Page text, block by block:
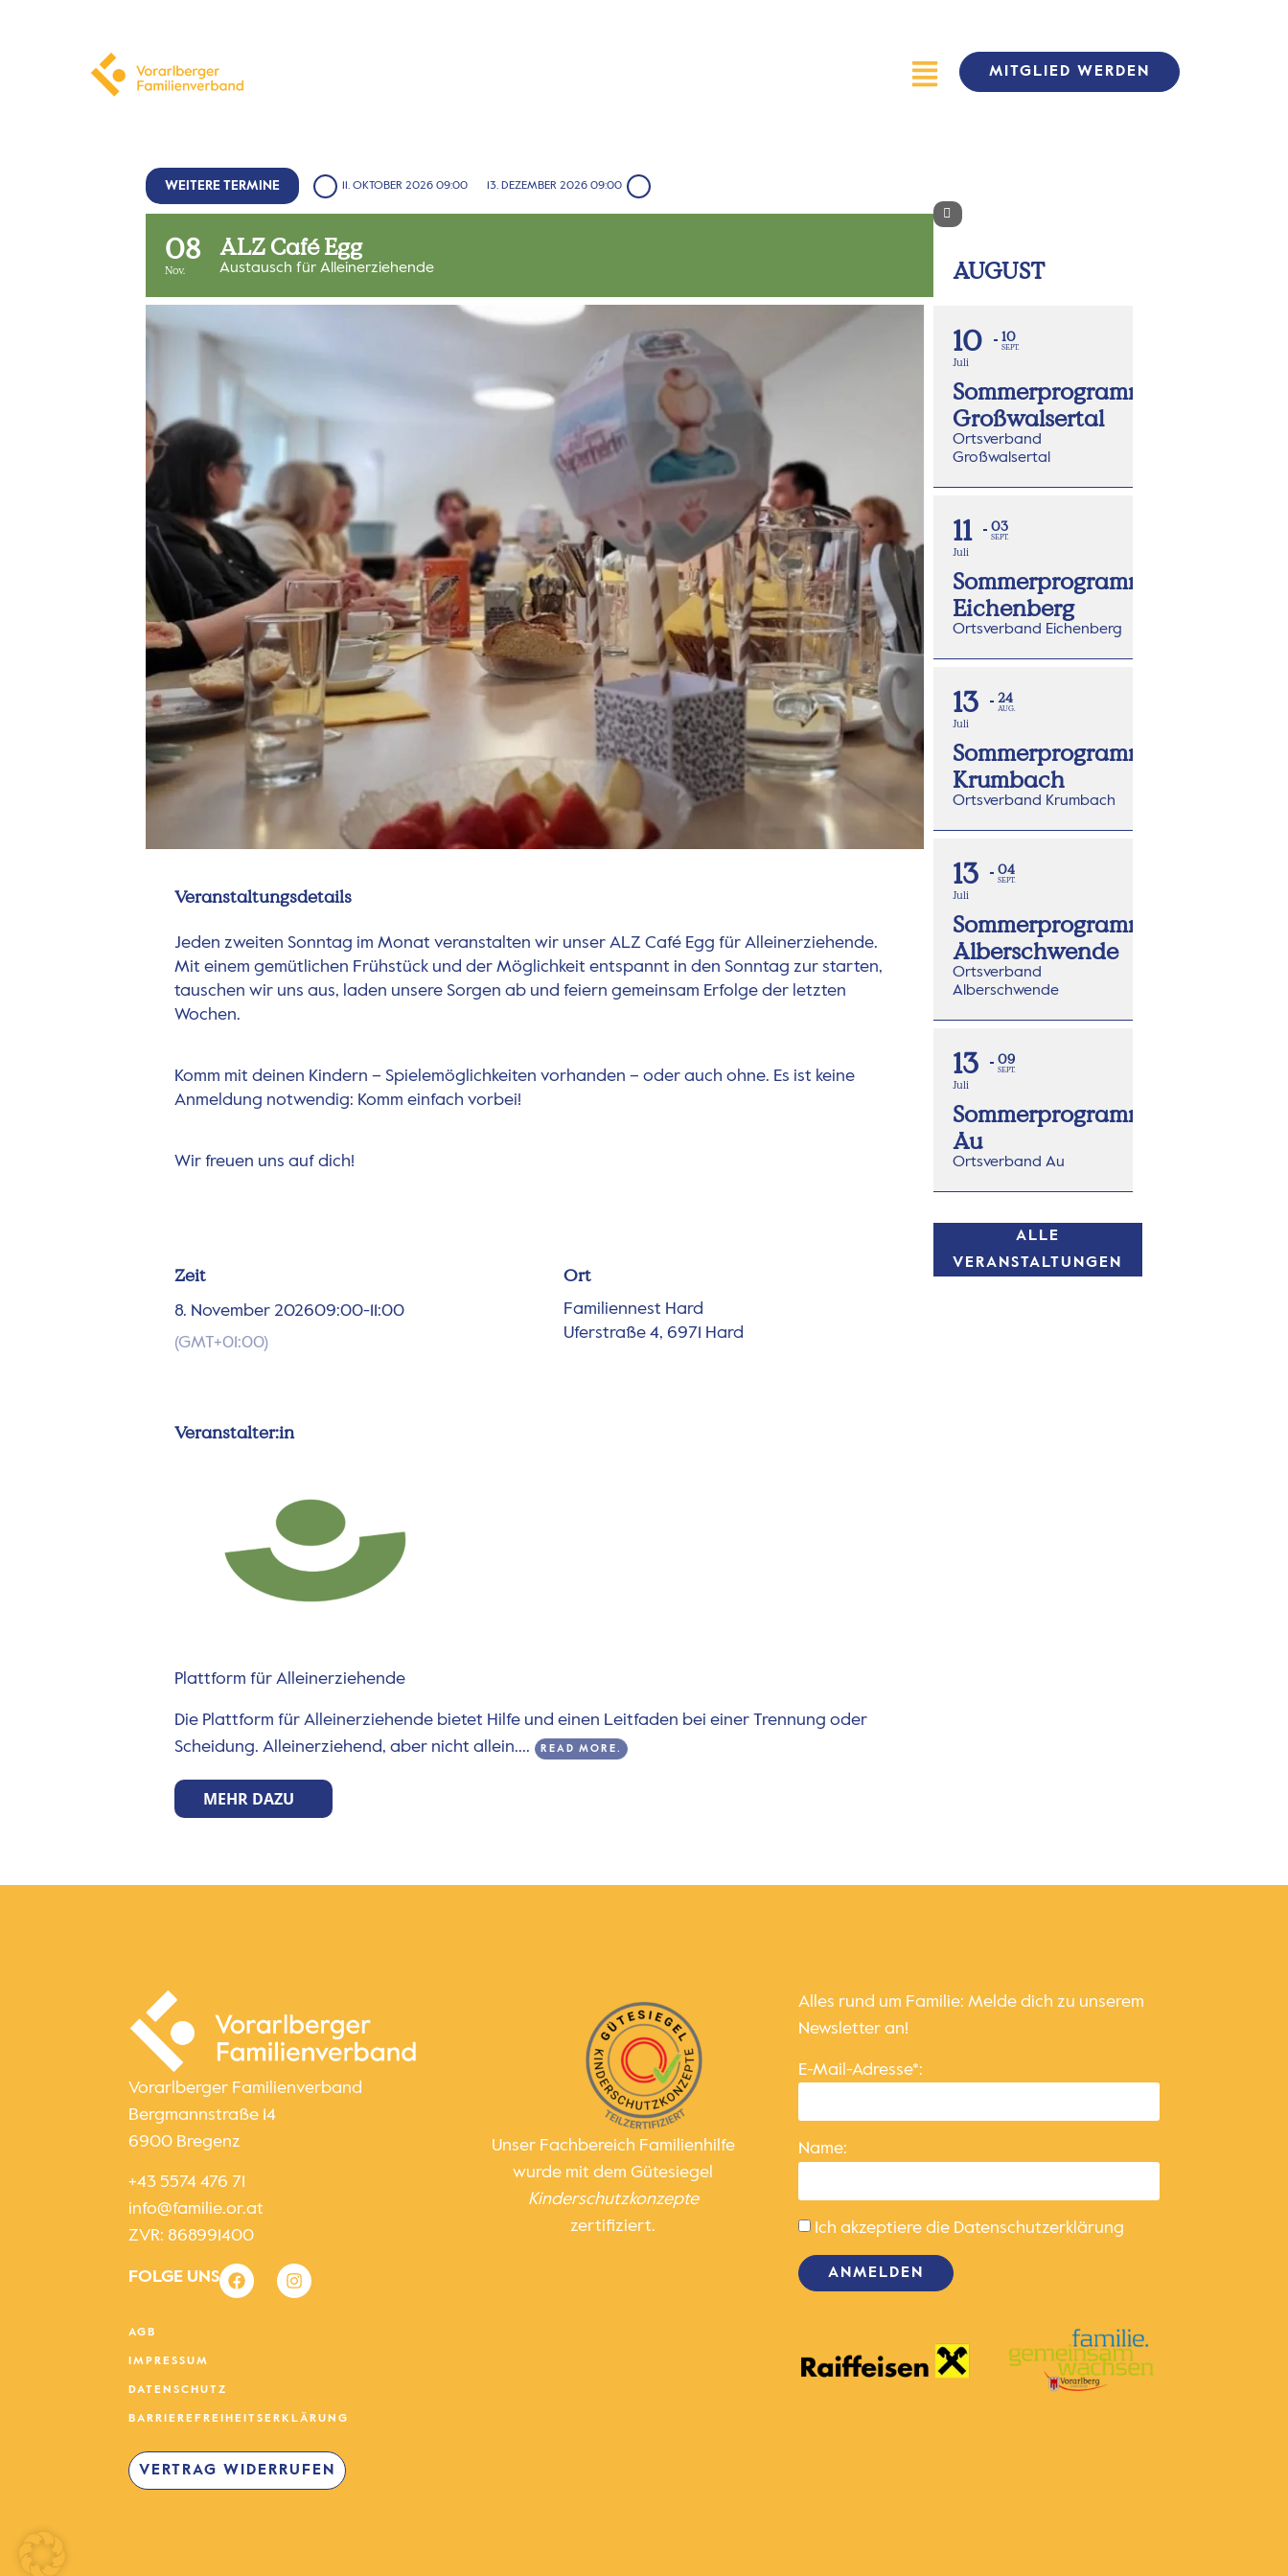
MITGLIED WERDEN
WEITERE TERMINE 11. OKTOBER 2026 09:00 13. DEZEMBER 2026 09:00
08
Nov.
ALZ Café Egg
Austausch für Alleinerziehende
Veranstaltungsdetails
Jeden zweiten Sonntag im Monat veranstalten wir unser ALZ Café Egg für Alleinerziehende.
Mit einem gemütlichen Frühstück und der Möglichkeit entspannt in den Sonntag zur starten,
tauschen wir uns aus, laden unsere Sorgen ab und feiern gemeinsam Erfolge der letzten
Wochen.
Komm mit deinen Kindern – Spielemöglichkeiten vorhanden – oder auch ohne. Es ist keine
Anmeldung notwendig: Komm einfach vorbei!
Wir freuen uns auf dich!
Zeit
8. November 202609:00- 11:00
(GMT+01:00)
Ort
Familiennest Hard
Uferstraße 4, 6971 Hard
Veranstalter:in
Plattform für Alleinerziehende
Die Plattform für Alleinerziehende bietet Hilfe und einen Leitfaden bei einer Trennung oder
Scheidung. Alleinerziehend, aber nicht allein....
READ MORE.
MEHR DAZU
AUGUST
10
Juli
10
SEPT.
Sommerprogramm
Großwalsertal
Ortsverband
Großwalsertal
11
Juli
03
SEPT.
Sommerprogramm
Eichenberg
Ortsverband Eichenberg
13
Juli
24
AUG.
Sommerprogramm
Krumbach
Ortsverband Krumbach
13
Juli
04
SEPT.
Sommerprogramm
Alberschwende
Ortsverband
Alberschwende
13
Juli
09
SEPT.
Sommerprogramm
Au
Ortsverband Au
ALLE
VERANSTALTUNGEN
Vorarlberger Familienverband
Bergmannstraße 14
6900 Bregenz
+43 5574 476 71
info@familie.or.at
ZVR: 868991400
FOLGE UNS
AGB
IMPRESSUM
DATENSCHUTZ
BARRIEREFREIHEITSERKLÄRUNG
VERTRAG WIDERRUFEN
Unser Fachbereich Familienhilfe
wurde mit dem Gütesiegel
Kinder­schutz­konzepte
zertifiziert.
Alles rund um Familie: Melde dich zu unserem
Newsletter an!
E-Mail-Adresse*:
Name:
Ich akzeptiere die Datenschutzerklärung